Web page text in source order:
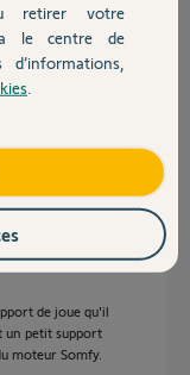
de joue qu'il
un petit support
moteur Somfy.
retirer votre
le centre de